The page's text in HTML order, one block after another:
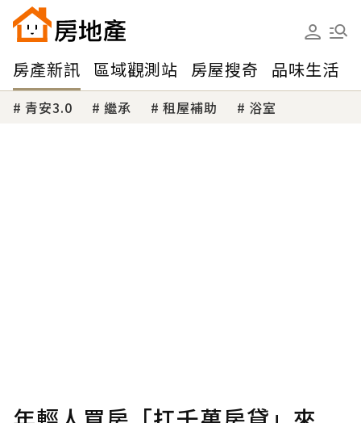
房產新訊 區域觀測站 房屋搜奇 品味生活
青安3.0 繼承 租屋補助 浴室